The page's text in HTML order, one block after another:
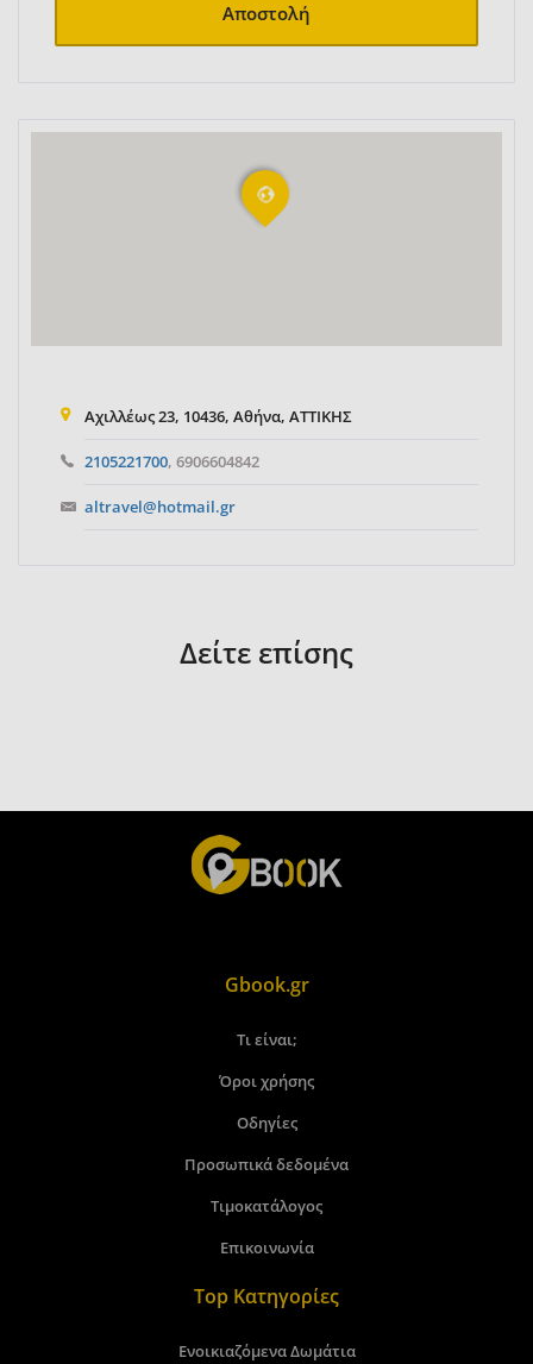
Αποστολή
Αχιλλέως 23, 10436, Αθήνα, ΑΤΤΙΚΗΣ
2105221700, 6906604842
altravel@hotmail.gr
Δείτε επίσης
Gbook.gr
Τι είναι;
Όροι χρήσης
Οδηγίες
Προσωπικά δεδομένα
Τιμοκατάλογος
Επικοινωνία
Top Κατηγορίες
Ενοικιαζόμενα Δωμάτια